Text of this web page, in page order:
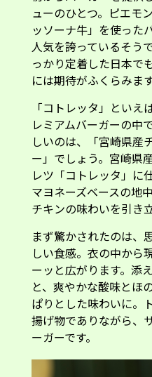
ッソーナ牛」を使った
人気を誇っているそう
っかり定着した日本で
には期待がふくらみます
レミアムバーガーの
しいのは、「宮崎県産
ー」でしょう。宮崎県
レツ「コトレッタ」に
マヨネーズベースの地
チキンの味わいを引き
しい食感。衣の中から
ーッと広がります。添
と、爽やかな酸味とほ
ぱりとした味わいに。
揚げ物でありながら、
ーガーです。